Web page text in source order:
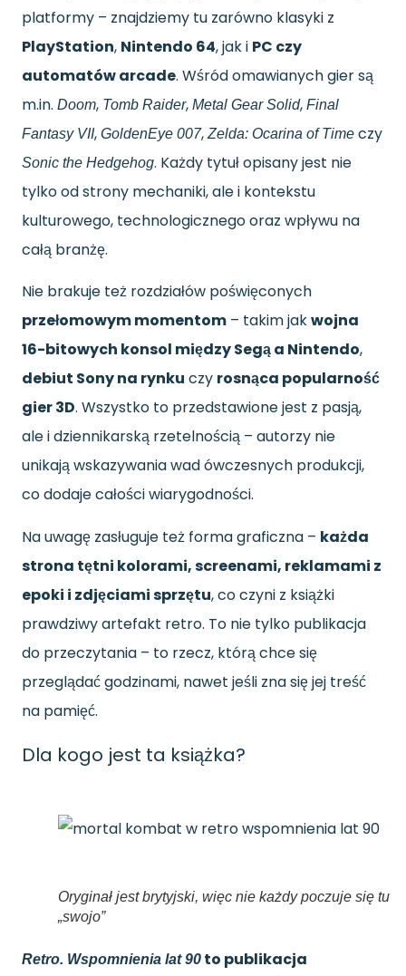
platformy – znajdziemy tu zarówno klasyki z
PlayStation, Nintendo 64, jak i PC czy
automatów arcade. Wśród omawianych gier są
m.in. Doom, Tomb Raider, Metal Gear Solid, Final
Fantasy VII, GoldenEye 007,Zelda: Ocarina of Time czy
Sonic the Hedgehog. Każdy tytuł opisany jest nie
tylko od strony mechaniki, ale i kontekstu
kulturowego, technologicznego oraz wpływu na
całą branżę.
Nie brakuje też rozdziałów poświęconych
przełomowym momentom – takim jakwojna
16-bitowych konsol między Segą a Nintendo,
debiut Sony na rynku czy rosnąca popularność
gier 3D. Wszystko to przedstawione jest z pasją,
ale i dziennikarską rzetelnością – autorzy nie
unikają wskazywania wad ówczesnych produkcji,
co dodaje całości wiarygodności.
Na uwagę zasługuje też forma graficzna – każda
strona tętni kolorami, screenami, reklamami z
epoki i zdjęciami sprzętu, co czyni z książki
prawdziwy artefakt retro. To nie tylko publikacja
do przeczytania – to rzecz, którą chce się
przeglądać godzinami, nawet jeśli zna się jej treść
na pamięć.
Dla kogo jest ta książka?
Oryginał jest brytyjski, więc nie każdy poczuje się tu
„swojo”
Retro. Wspomnienia lat 90 to publikacja